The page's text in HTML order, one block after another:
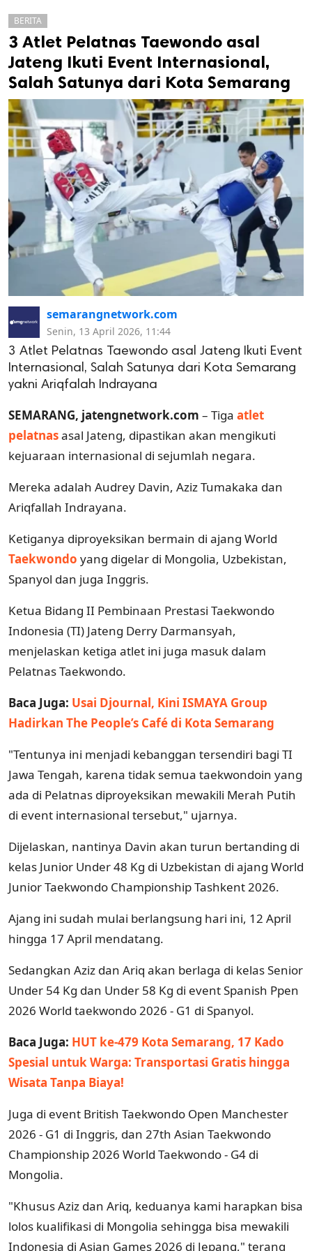
cipta.
BERITA
3 Atlet Pelatnas Taewondo asal
Jateng Ikuti Event Internasional,
Salah Satunya dari Kota Semarang
semarangnetwork.com
Senin, 13 April 2026, 11:44
3 Atlet Pelatnas Taewondo asal Jateng Ikuti Event
Internasional, Salah Satunya dari Kota Semarang
yakni Ariqfalah Indrayana
SEMARANG, jatengnetwork.com – Tiga atlet
pelatnasasal Jateng, dipastikan akan mengikuti
kejuaraan internasional di sejumlah negara.
Mereka adalah Audrey Davin, Aziz Tumakaka dan
Ariqfallah Indrayana.
Ketiganya diproyeksikan bermain di ajang World
Taekwondo yang digelar di Mongolia, Uzbekistan,
Spanyol dan juga Inggris.
Ketua Bidang II Pembinaan Prestasi Taekwondo
Indonesia (TI) Jateng Derry Darmansyah,
menjelaskan ketiga atlet ini juga masuk dalam
Pelatnas Taekwondo.
Baca Juga: Usai Djournal, Kini ISMAYA Group
Hadirkan The People’s Café di Kota Semarang
"Tentunya ini menjadi kebanggan tersendiri bagi TI
Jawa Tengah, karena tidak semua taekwondoin yang
ada di Pelatnas diproyeksikan mewakili Merah Putih
di event internasional tersebut," ujarnya.
Dijelaskan, nantinya Davin akan turun bertanding di
kelas Junior Under 48 Kg di Uzbekistan di ajang World
Junior Taekwondo Championship Tashkent 2026.
Ajang ini sudah mulai berlangsung hari ini, 12 April
hingga 17 April mendatang.
Sedangkan Aziz dan Ariq akan berlaga di kelas Senior
Under 54 Kg dan Under 58 Kg di event Spanish Ppen
2026 World taekwondo 2026 - G1 di Spanyol.
Baca Juga: HUT ke-479 Kota Semarang, 17 Kado
Spesial untuk Warga: Transportasi Gratis hingga
Wisata Tanpa Biaya!
Juga di event British Taekwondo Open Manchester
2026 - G1 di Inggris, dan 27th Asian Taekwondo
Championship 2026 World Taekwondo - G4 di
Mongolia.
"Khusus Aziz dan Ariq, keduanya kami harapkan bisa
lolos kualifikasi di Mongolia sehingga bisa mewakili
Indonesia di Asian Games 2026 di Jepang," terang